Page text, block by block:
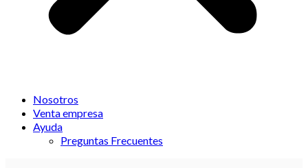
Nosotros
Venta empresa
Ayuda
Preguntas Frecuentes